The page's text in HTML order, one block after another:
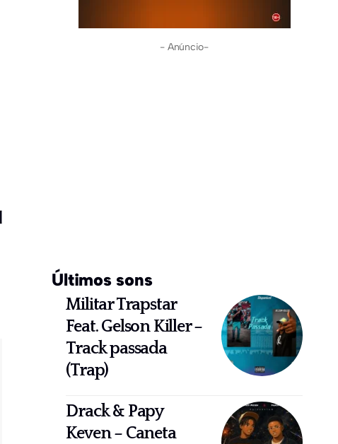
- Anúncio-
Últimos sons
Militar Trapstar
Feat. Gelson Killer –
Track passada
(Trap)
Drack & Papy
Keven – Caneta